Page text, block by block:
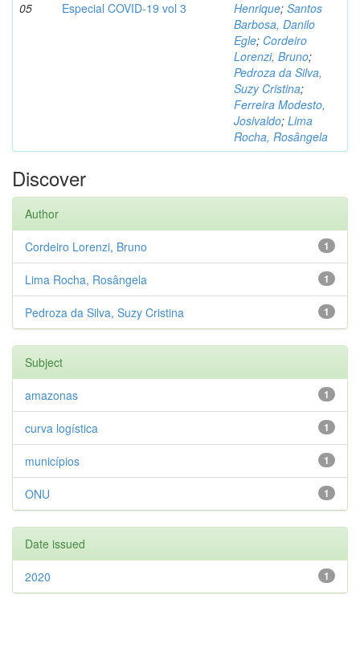
05 Especial COVID-19 vol 3 Henrique; Santos
Barbosa, Danilo
Egle; Cordeiro
Lorenzi, Bruno;
Pedroza da Silva,
Suzy Cristina;
Ferreira Modesto,
Josivaldo; Lima
Rocha, Rosângela
Discover
Author
1
Cordeiro Lorenzi, Bruno
1
Lima Rocha, Rosângela
1
Pedroza da Silva, Suzy Cristina
Subject
1
amazonas
1
curva logística
1
municípios
1
ONU
Date issued
1
2020